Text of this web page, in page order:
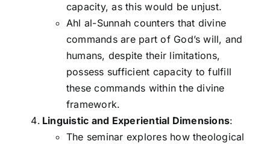
capacity, as this would be unjust.
Ahl al-Sunnah counters that divine
commands are part of God’s will, and
humans, despite their limitations,
possess sufficient capacity to fulfill
these commands within the divine
framework.
Linguistic and Experiential Dimensions:
The seminar explores how theological